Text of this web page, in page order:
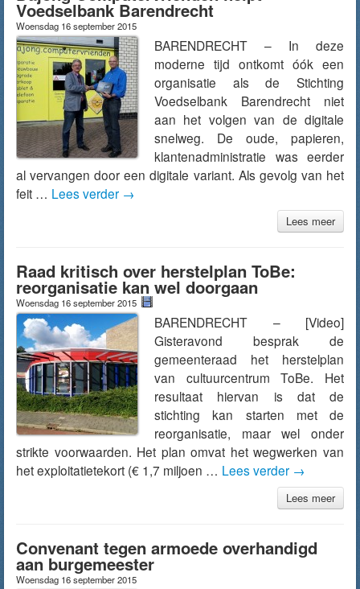
Voedselbank Barendrecht
Woensdag 16 september 2015
BARENDRECHT – In deze
moderne tijd ontkomt óók een
organisatie als de Stichting
Voedselbank Barendrecht niet
aan het volgen van de digitale
snelweg. De oude, papieren,
klantenadministratie was eerder
al vervangen door een digitale variant. Als gevolg van het
feit … Lees verder →
Lees meer
Raad kritisch over herstelplan ToBe:
reorganisatie kan wel doorgaan
Woensdag 16 september 2015
BARENDRECHT – [Video]
Gisteravond besprak de
gemeenteraad het herstelplan
van cultuurcentrum ToBe. Het
resultaat hiervan is dat de
stichting kan starten met de
reorganisatie, maar wel onder
strikte voorwaarden. Het plan omvat het wegwerken van
het exploitatietekort (€ 1,7 miljoen … Lees verder →
Lees meer
Convenant tegen armoede overhandigd
aan burgemeester
Woensdag 16 september 2015